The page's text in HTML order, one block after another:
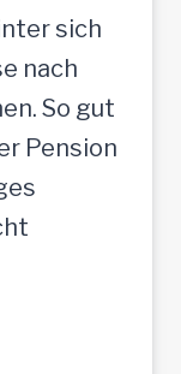
sich
nach
So gut
Pension